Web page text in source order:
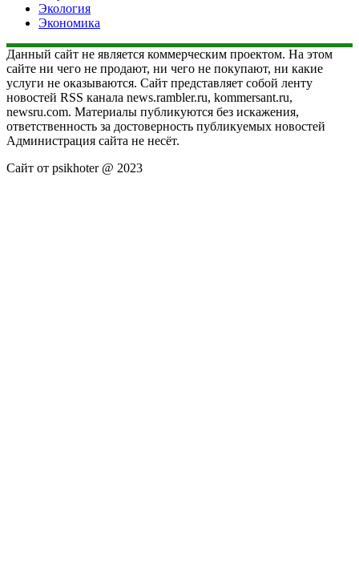
Экология
Экономика
Данный сайт не является коммерческим проектом. На этом
сайте ни чего не продают, ни чего не покупают, ни какие
услуги не оказываются. Сайт представляет собой ленту
новостей RSS канала news.rambler.ru, kommersant.ru,
newsru.com. Материалы публикуются без искажения,
ответственность за достоверность публикуемых новостей
Администрация сайта не несёт.
Сайт от psikhoter @ 2023